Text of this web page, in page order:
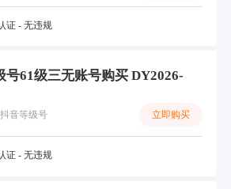
证 - 无违规
号61级三无账号购买 DY2026-
音等级号 立即购买
证 - 无违规